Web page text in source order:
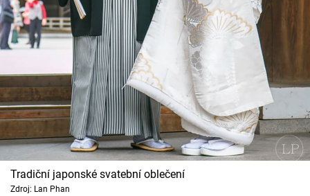
Tradiční japonské svatební oblečení
Zdroj: Lan Phan